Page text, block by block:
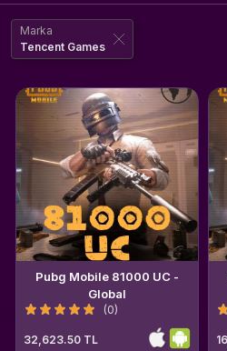
Marka
Tencent Games
Pubg Mobile 81000 UC -
Global
(0)
32,623.50 TL